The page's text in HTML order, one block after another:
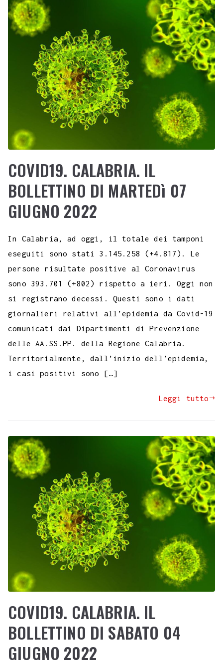
COVID19. CALABRIA. IL
BOLLETTINO DI MARTEDì 07
GIUGNO 2022
In Calabria, ad oggi, il totale dei tamponi
eseguiti sono stati 3.145.258 (+4.817). Le
persone risultate positive al Coronavirus
sono 393.701 (+802) rispetto a ieri. Oggi non
si registrano decessi. Questi sono i dati
giornalieri relativi all’epidemia da Covid-19
comunicati dai Dipartimenti di Prevenzione
delle AA.SS.PP. della Regione Calabria.
Territorialmente, dall’inizio dell’epidemia,
i casi positivi sono […]
Leggi tutto
COVID19. CALABRIA. IL
BOLLETTINO DI SABATO 04
GIUGNO 2022